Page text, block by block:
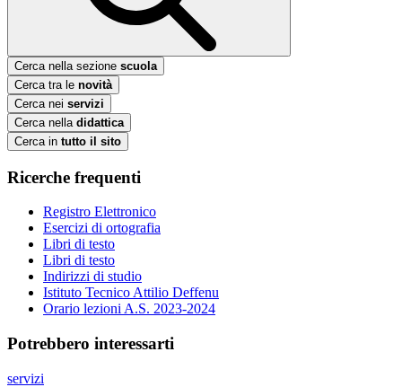
Cerca nella sezione scuola
Cerca tra le novità
Cerca nei servizi
Cerca nella didattica
Cerca in tutto il sito
Ricerche frequenti
Registro Elettronico
Esercizi di ortografia
Libri di testo
Libri di testo
Indirizzi di studio
Istituto Tecnico Attilio Deffenu
Orario lezioni A.S. 2023-2024
Potrebbero interessarti
servizi